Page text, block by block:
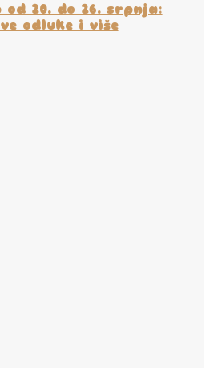
20. do 26. srpnja:
odluke i više